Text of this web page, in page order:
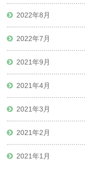
2022年8月
2022年7月
2021年9月
2021年4月
2021年3月
2021年2月
2021年1月